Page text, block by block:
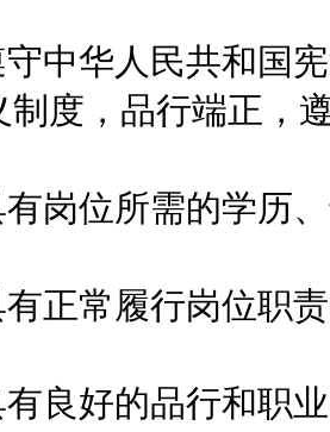
华人民共和国宪
制度，品行端正，
位所需的学历、
常履行岗位职责
好的品行和职业